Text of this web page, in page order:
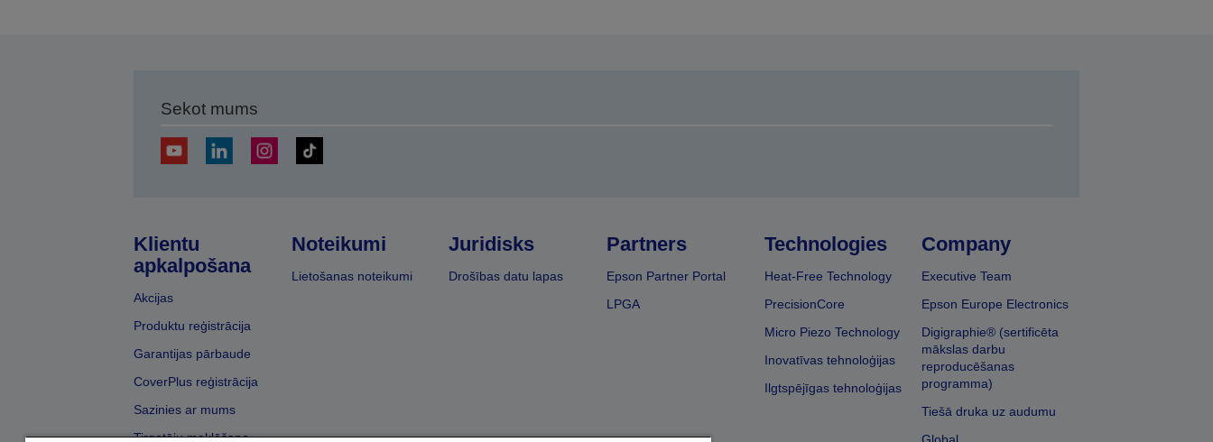
Sekot mums
Klientu
apkalpošana
Akcijas
Produktu reģistrācija
Garantijas pārbaude
CoverPlus reģistrācija
Sazinies ar mums
Tirgotāju meklēšana
Noteikumi
Lietošanas noteikumi
Juridisks
Drošības datu lapas
Partners
Epson Partner Portal
LPGA
Technologies
Heat-Free Technology
PrecisionCore
Micro Piezo Technology
Inovatīvas tehnoloģijas
Ilgtspējīgas tehnoloģijas
Company
Executive Team
Epson Europe Electronics
Digigraphie® (sertificēta
mākslas darbu
reproducēšanas
programma)
Tiešā druka uz audumu